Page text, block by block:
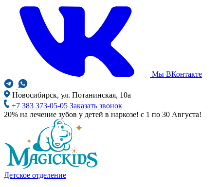
Мы ВКонтакте
Новосибирск, ул. Потанинская, 10а
+7 383 373-05-05 Заказать звонок
20% на лечение зубов у детей в наркозе! с 1 по 30 Августа!
Детское отделение